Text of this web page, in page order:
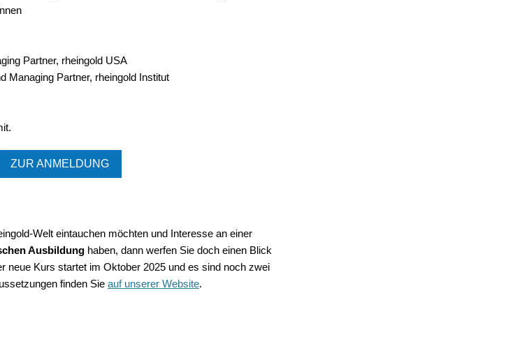
Partner, rheingold USA
Managing Partner, rheingold Institut
ZUR ANMELDUNG
Welt eintauchen möchten und Interesse an einer
Ausbildung haben, dann werfen Sie doch einen Blick
neue Kurs startet im Oktober 2025 und es sind noch zwei
finden Sie auf unserer Website.